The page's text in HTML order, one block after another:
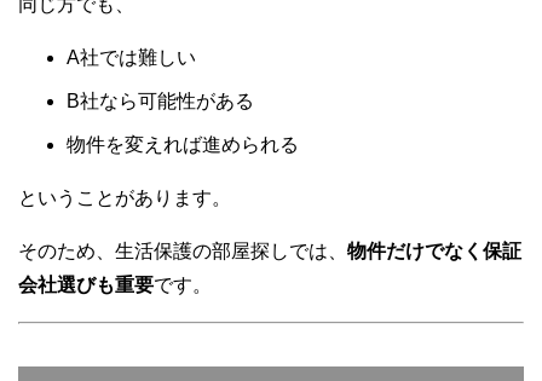
同じ方でも、
A社では難しい
B社なら可能性がある
物件を変えれば進められる
ということがあります。
そのため、生活保護の部屋探しでは、 物件だけでなく保証
会社選びも重要です。